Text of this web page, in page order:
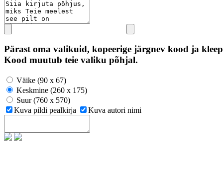
Pärast oma valikuid, kopeerige järgnev kood ja
Kood muutub teie valiku põhjal.
Väike (90 x 67)
Keskmine (260 x 175)
Suur (760 x 570)
Kuva pildi pealkirja
Kuva autori nimi